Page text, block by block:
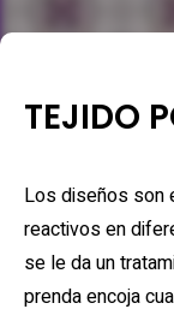
TEJIDO
Los diseños son
reactivos en
se le da un
prenda encoja